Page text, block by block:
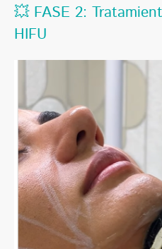
💥 FASE 2:
HIFU